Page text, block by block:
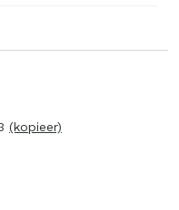
(kopieer)